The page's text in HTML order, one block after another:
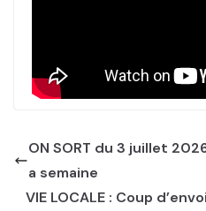
ON SORT du 3 juillet
a semaine
VIE LOCALE : Coup